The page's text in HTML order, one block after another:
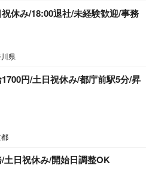
休み/18:00退社/未経験歓迎/事務
県
円/土日祝休み/都庁前駅5分/昇
土日祝休み/開始日調整OK